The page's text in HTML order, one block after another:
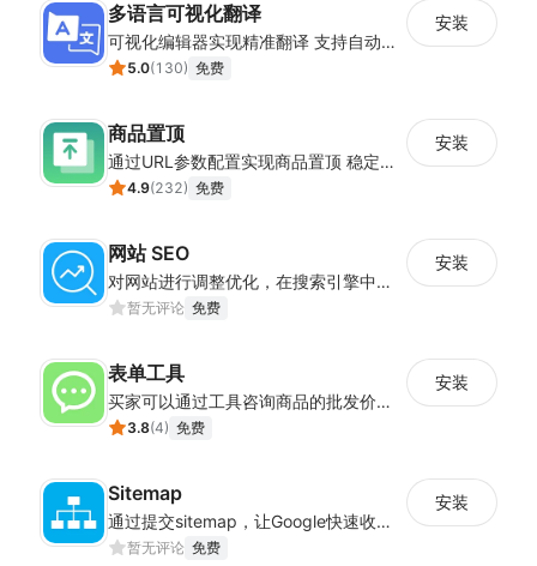
多语言可视化翻译
可视化编辑器实现精准翻译 支持自动翻译与人工校对
5.0(130) 免费
安装
商品置顶
通过URL参数配置实现商品置顶 稳定提升目标商品曝光
4.9(232) 免费
安装
网站 SEO
对网站进行调整优化，在搜索引擎中获得更多的展现量
暂无评论 免费
安装
表单工具
买家可以通过工具咨询商品的批发价或合作事宜
3.8(4) 免费
安装
Sitemap
通过提交sitemap，让Google快速收录店铺的站点链接
暂无评论 免费
安装